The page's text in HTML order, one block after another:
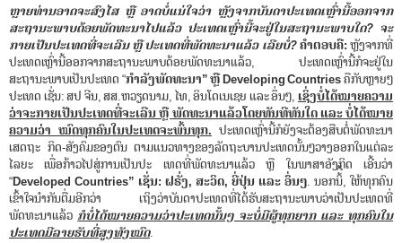
ຫຼາຍທ່ານອາດຈະສົງໄສ ຫຼື ອາດບໍ່ແນ່ໃຈວ່າ ຫຼັງຈາກບັນດາປະເທດເຫຼົ່ານີ້ອອກຈາກ
ສະຖານະພາບດ້ອຍພັດທະນາໄປແລ້ວ ປະເທດເຫຼົ່ານີ້ຈະຢູ່ໃນສະຖານະພາບໃດ? ຈະ
ກາຍເປັນປະເທດທີ່ຈະເລີນ ຫຼື ປະເທດທີ່ພັດທະນາແລ້ວ ເລີຍບໍ່?ຄໍາຕອບຄື:ຫຼັງຈາກທີ່
ປະເທດເຫຼົ່ານີ້ອອກຈາກສະຖານະພາບດ້ອຍພັດທະນາແລ້ວ, ປະເທດເຫຼົ່ານີ້ກໍຈະຢູ່ໃນ
ສະຖານະພາບເປັນປະເທດ “ກໍາລັງພັດທະນາ” ຫຼື Developing Countriesຄືກັບຫຼາຍໆ
ປະເທດ ເຊັ່ນ: ສປ ຈີນ, ສສ.ຫວຽດນາມ, ໄທ, ອິນໂດເນເຊຍ ແລະ ອຶ່ນໆ, ເຊິ່ງບໍ່ໄດ້ໝາຍຄວາມ
ວ່າຈະກາຍເປັນປະເທດທີ່ຈະເລີນ ຫຼື ພັດທະນາແລ້ວໂດຍທັນທີທັນໃດ ແລະ ບໍ່ໄດ້ໝາຍ
ຄວາມວ່າ ໝົດທຸກຄົນໃນປະເທດຈະພົ້ນທຸກ. ປະເທດເຫຼົ່ານີ້ກໍຍັງຈະຕ້ອງສືບຕໍ່ພັດທະນາ
ເສດຖະ ກິດ-ສັງຄົມຂອງຕົນ ຕາມແນວທາງຂອງລັດຖະບານປະເທດນັ້ນໆວາງອອກໃນແຕ່ລະ
ໄລຍະ ເພື່ອກ້າວໄປສູ່ການເປັນປະ ເທດທີ່ພັດທະນາແລ້ວ ຫຼື ໃນພາສາອັງກິດ ເອີ້ນວ່າ
“Developed Countries” ເຊັ່ນ: ຝຣັ່ງ, ສະວິດ, ຍີ່ປຸ່ນ ແລະ ອຶ່ນໆ. ນອກນິ້ີ້, ໃຫ້ທຸກຄົນ
ເຂົ້າໃຈນຳກັນຕື່ມອີກວ່າ ເຖິງວ່າບັນດາປະເທດທີ່ໄດ້ຮັບສະຖານະພາບວ່າເປັນປະເທດທີ່
ພັດທະນາແລ້ວ ກໍບໍ່ໄດ້ໝາຍຄວາມວ່າປະເທດນັ້ນໆ ຈະບໍ່ມີຜູ້ທຸກຍາກ ແລະ ທຸກຄົນໃນ
ປະເທດມີລາຍຮັບທີ່ສູງທັງໝົດ.